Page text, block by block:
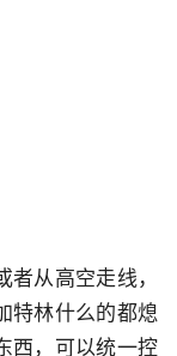
从高空走线，
特林什么的都熄
西，可以统一控